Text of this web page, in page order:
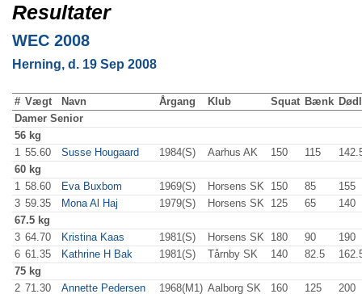
Resultater
WEC 2008
Herning, d. 19 Sep 2008
# Vægt Navn Årgang Klub Squat Bænk
Damer Senior
56 kg
1 55.60 Susse Hougaard 1984(S) Aarhus AK 150 115
60 kg
1 58.60 Eva Buxbom 1969(S) Horsens SK 150 85 155
3 59.35 Mona Al Haj 1979(S) Horsens SK 125 65 140
67.5 kg
3 64.70 Kristina Kaas 1981(S) Horsens SK 180 90 190
6 61.35 Kathrine H Bak 1981(S) Tårnby SK 140 82.5
75 kg
2 71.30 Annette Pedersen 1968(M1) Aalborg SK 160 125 200